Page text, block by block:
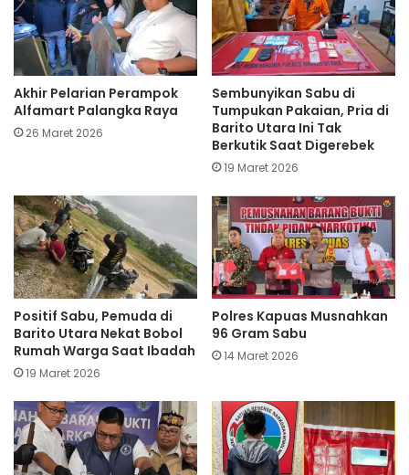
Akhir Pelarian Perampok
Alfamart Palangka Raya
26 Maret 2026
Sembunyikan Sabu di
Tumpukan Pakaian, Pria di
Barito Utara Ini Tak
Berkutik Saat Digerebek
19 Maret 2026
Positif Sabu, Pemuda di
Barito Utara Nekat Bobol
Rumah Warga Saat Ibadah
19 Maret 2026
Polres Kapuas Musnahkan
96 Gram Sabu
14 Maret 2026